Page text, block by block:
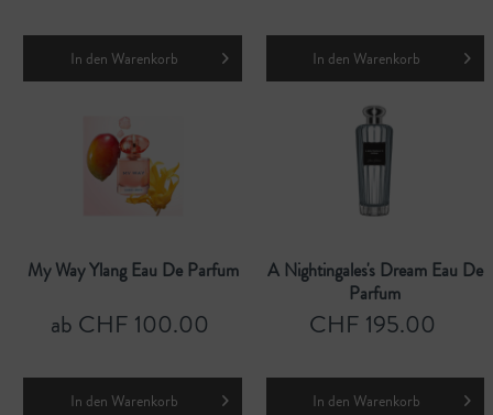
In den Warenkorb In den Warenkorb
My Way Ylang Eau De Parfum
ab CHF 100.00
In den Warenkorb
A Nightingales's Dream Eau De
Parfum
CHF 195.00
In den Warenkorb